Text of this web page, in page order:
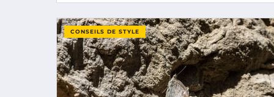
CONSEILS DE STYLE